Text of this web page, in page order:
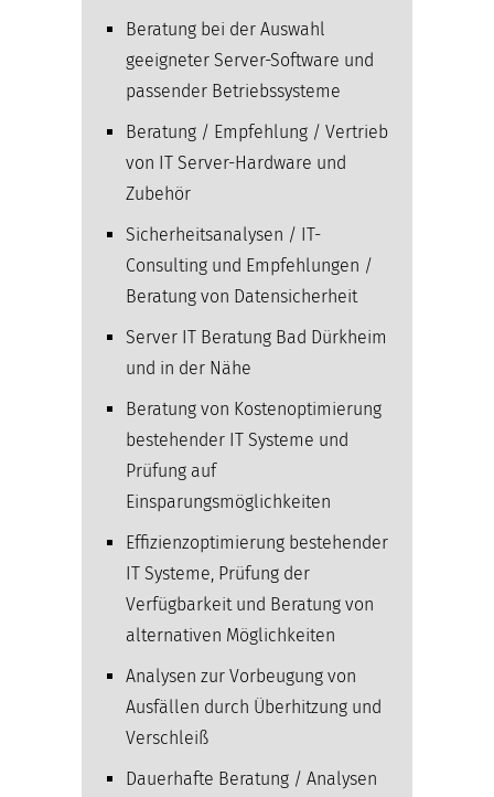
Beratung bei der Auswahl
geeigneter Server-Software und
passender Betriebssysteme
Beratung / Empfehlung / Vertrieb
von IT Server-Hardware und
Zubehör
Sicherheitsanalysen / IT-
Consulting und Empfehlungen /
Beratung von Datensicherheit
Server IT Beratung Bad Dürkheim
und in der Nähe
Beratung von Kostenoptimierung
bestehender IT Systeme und
Prüfung auf
Einsparungsmöglichkeiten
Effizienzoptimierung bestehender
IT Systeme, Prüfung der
Verfügbarkeit und Beratung von
alternativen Möglichkeiten
Analysen zur Vorbeugung von
Ausfällen durch Überhitzung und
Verschleiß
Dauerhafte Beratung / Analysen